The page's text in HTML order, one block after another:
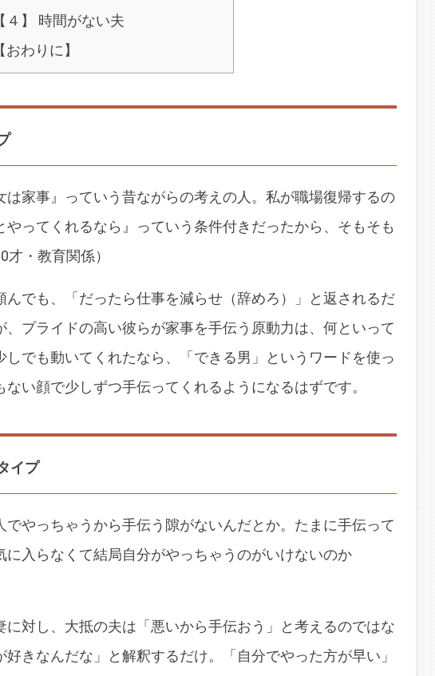
【４】 時間がない夫
【おわりに】
は家事』っていう昔ながらの考えの人。私が職場復帰するの
ってくれるなら』っていう条件付きだったから、そもそも
・教育関係）
んでも、「だったら仕事を減らせ（辞めろ）」と返されるだ
プライドの高い彼らが家事を手伝う原動力は、何といって
しでも動いてくれたなら、「できる男」というワードを使っ
い顔で少しずつ手伝ってくれるようになるはずです。
イプ
でやっちゃうから手伝う隙がないんだとか。たまに手伝って
に入らなくて結局自分がやっちゃうのがいけないのか
対し、大抵の夫は「悪いから手伝おう」と考えるのではな
きなんだな」と解釈するだけ。「自分でやった方が早い」